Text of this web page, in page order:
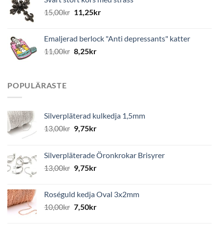
15,00kr 11,25kr
Emaljerad berlock "Anti depressants" katter
11,00kr 8,25kr
POPULÄRASTE
Silverpläterad kulkedja 1,5mm
13,00kr 9,75kr
Silverpläterade Öronkrokar Brisyrer
13,00kr 9,75kr
Roséguld kedja Oval 3x2mm
10,00kr 7,50kr